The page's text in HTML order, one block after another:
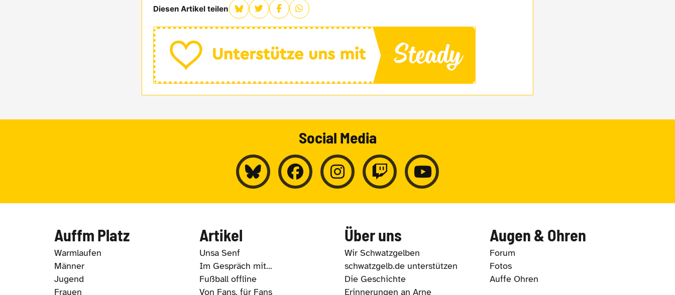
Diesen Artikel teilen
Social Media
Auffm Platz
Warmlaufen
Männer
Jugend
Frauen
Artikel
Unsa Senf
Im Gespräch mit...
Fußball offline
Von Fans, für Fans
Über uns
Wir Schwatzgelben
schwatzgelb.de unterstützen
Die Geschichte
Erinnerungen an Arne
Augen & Ohren
Forum
Fotos
Auffe Ohren